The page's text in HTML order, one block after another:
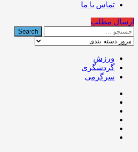
تماس با ما
ارسال مطلب
ورزش
گردشگری
سرگرمی